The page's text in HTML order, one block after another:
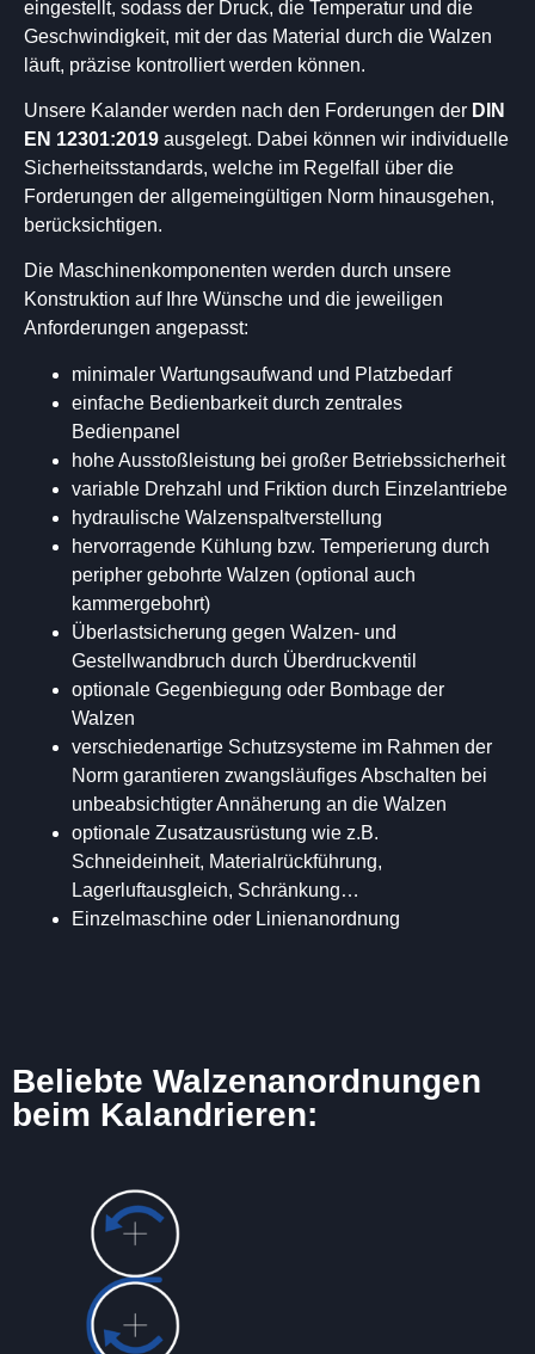
eingestellt, sodass der Druck, die Temperatur und die
Geschwindigkeit, mit der das Material durch die Walzen
läuft, präzise kontrolliert werden können.
Unsere Kalander werden nach den Forderungen der DIN
EN 12301:2019 ausgelegt. Dabei können wir individuelle
Sicherheitsstandards, welche im Regelfall über die
Forderungen der allgemeingültigen Norm hinausgehen,
berücksichtigen.
Die Maschinenkomponenten werden durch unsere
Konstruktion auf Ihre Wünsche und die jeweiligen
Anforderungen angepasst:
minimaler Wartungsaufwand und Platzbedarf
einfache Bedienbarkeit durch zentrales
Bedienpanel
hohe Ausstoßleistung bei großer Betriebssicherheit
variable Drehzahl und Friktion durch Einzelantriebe
hydraulische Walzenspaltverstellung
hervorragende Kühlung bzw. Temperierung durch
peripher gebohrte Walzen (optional auch
kammergebohrt)
Überlastsicherung gegen Walzen- und
Gestellwandbruch durch Überdruckventil
optionale Gegenbiegung oder Bombage der
Walzen
verschiedenartige Schutzsysteme im Rahmen der
Norm garantieren zwangsläufiges Abschalten bei
unbeabsichtigter Annäherung an die Walzen
optionale Zusatzausrüstung wie z.B.
Schneideinheit, Materialrückführung,
Lagerluftausgleich, Schränkung…
Einzelmaschine oder Linienanordnung
Beliebte Walzenanordnungen
beim Kalandrieren: